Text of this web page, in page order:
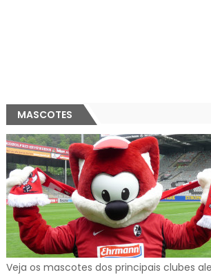
MASCOTES
Veja os mascotes dos principais clubes